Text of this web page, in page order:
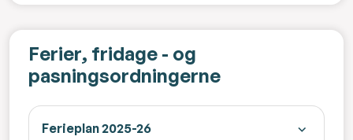
Ferier, fridage - og
pasningsordningerne
Ferieplan 2025-26